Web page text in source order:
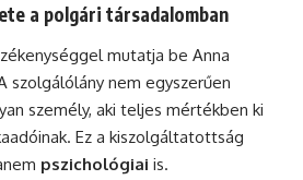
a polgári társadalomban
mutatja be Anna
szolgálólány nem egyszerűen
személy, aki teljes mértékben ki
Ez a kiszolgáltatottság
pszichológiai is.